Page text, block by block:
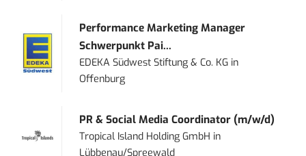
Performance Marketing Manager
Schwerpunkt Pai...
EDEKA Südwest Stiftung & Co. KG in
Offenburg
PR & Social Media Coordinator (m/w/d)
Tropical Island Holding GmbH in
Lübbenau/Spreewald